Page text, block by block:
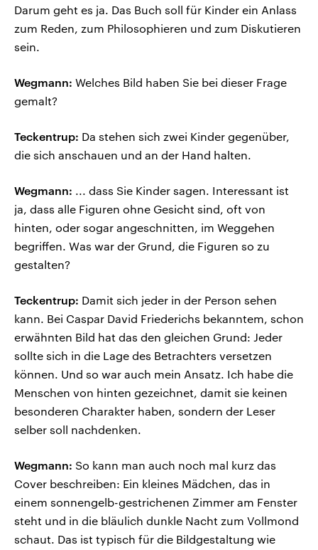
Darum geht es ja. Das Buch soll für Kinder ein Anlass
zum Reden, zum Philosophieren und zum Diskutieren
sein.
Wegmann: Welches Bild haben Sie bei dieser Frage
gemalt?
Teckentrup: Da stehen sich zwei Kinder gegenüber,
die sich anschauen und an der Hand halten.
Wegmann: ... dass Sie Kinder sagen. Interessant ist
ja, dass alle Figuren ohne Gesicht sind, oft von
hinten, oder sogar angeschnitten, im Weggehen
begriffen. Was war der Grund, die Figuren so zu
gestalten?
Teckentrup: Damit sich jeder in der Person sehen
kann. Bei Caspar David Friederichs bekanntem, schon
erwähnten Bild hat das den gleichen Grund: Jeder
sollte sich in die Lage des Betrachters versetzen
können. Und so war auch mein Ansatz. Ich habe die
Menschen von hinten gezeichnet, damit sie keinen
besonderen Charakter haben, sondern der Leser
selber soll nachdenken.
Wegmann: So kann man auch noch mal kurz das
Cover beschreiben: Ein kleines Mädchen, das in
einem sonnengelb-gestrichenen Zimmer am Fenster
steht und in die bläulich dunkle Nacht zum Vollmond
schaut. Das ist typisch für die Bildgestaltung wie